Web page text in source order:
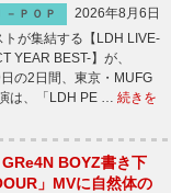
－ＰＯＰ
2026年8月6日
が集結する【LDH LIVE-
YEAR BEST-】が、
の2日間、東京・MUFG
は、「LDH PE … 続きを
BOYZ書き下
」MVに自然体の